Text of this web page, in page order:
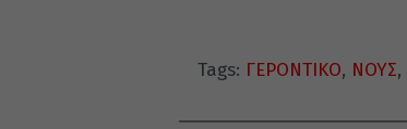
Tags: ΓΕΡΟΝΤΙΚΟ, ΝΟΥΣ,